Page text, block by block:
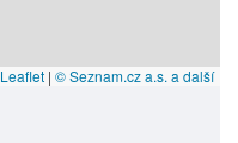
Leaflet | © Seznam.cz a.s. a další